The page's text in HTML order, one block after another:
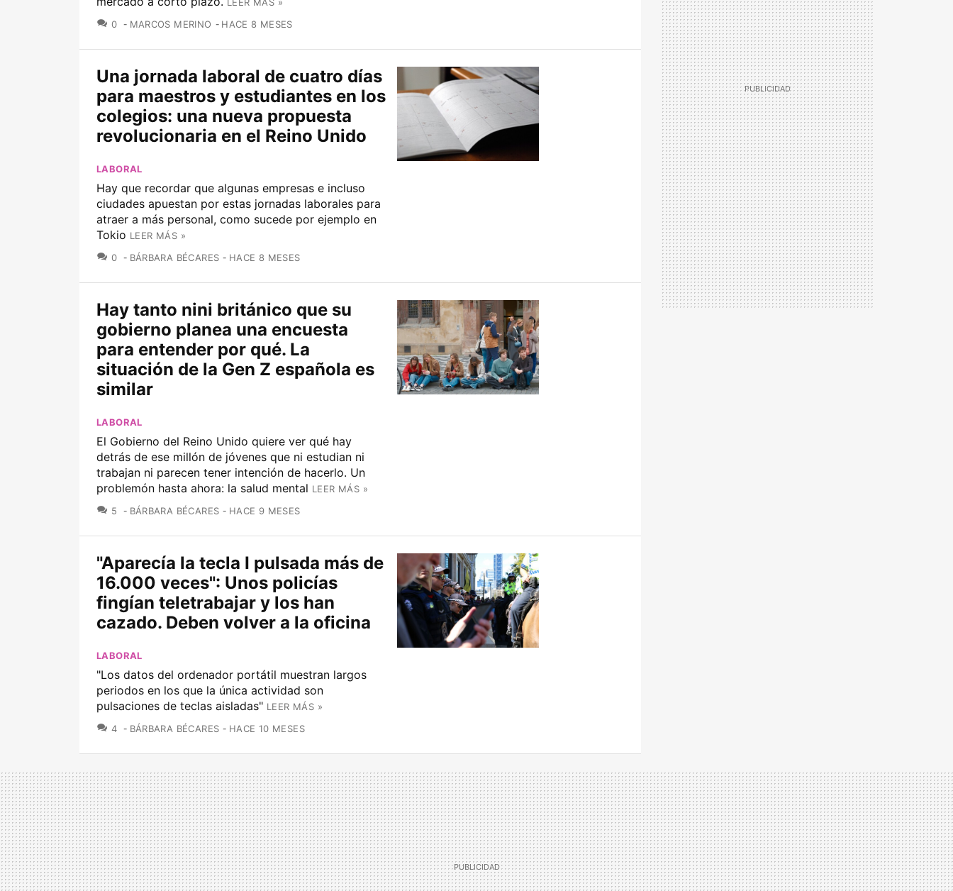
0 COMENTARIOS
MARCOS MERINO HACE 8 MESES
Una jornada laboral de cuatro días
para maestros y estudiantes en los
colegios: una nueva propuesta
revolucionaria en el Reino Unido
LABORAL
Hay que recordar que algunas empresas e incluso
ciudades apuestan por estas jornadas laborales para
atraer a más personal, como sucede por ejemplo en
Tokio LEER MÁS »
0 COMENTARIOS
BÁRBARA BÉCARES HACE 8 MESES
Hay tanto nini británico que su
gobierno planea una encuesta
para entender por qué. La
situación de la Gen Z española es
similar
LABORAL
El Gobierno del Reino Unido quiere ver qué hay
detrás de ese millón de jóvenes que ni estudian ni
trabajan ni parecen tener intención de hacerlo. Un
problemón hasta ahora: la salud mental LEER MÁS »
5
COMENTARIOS
BÁRBARA BÉCARES HACE 9 MESES
"Aparecía la tecla I pulsada más de
16.000 veces": Unos policías
fingían teletrabajar y los han
cazado. Deben volver a la oficina
LABORAL
"Los datos del ordenador portátil muestran largos
periodos en los que la única actividad son
pulsaciones de teclas aisladas" LEER MÁS »
4 COMENTARIOS
BÁRBARA BÉCARES HACE 10 MESES